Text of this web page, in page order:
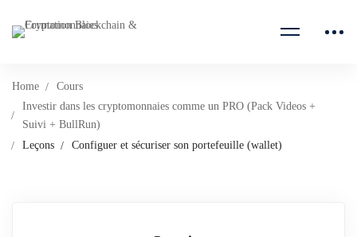
Home
Cours
Investir dans les cryptomonnaies comme un PRO (Pack Videos +
Suivi + BullRun)
Leçons
Configuer et sécuriser son portefeuille (wallet)